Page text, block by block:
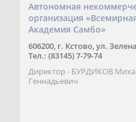
Автономная
организация
Академия Самбо»
606200, г. Кстово, ул.
Тел.: (83145) 7-79-74
Директор - БУРДИКОВ
Геннадьевич